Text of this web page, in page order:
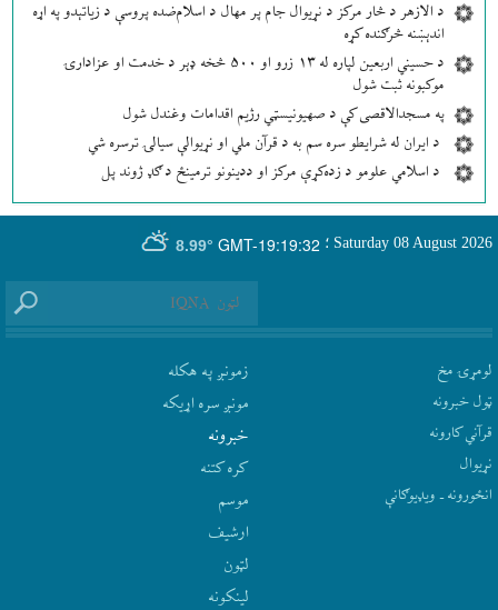
د الازهر د څار مرکز د نړیوال جام پر مهال د اسلام‌ضده پروسې د زیاتېدو په اړه
اندېښنه څرګنده کړه
د حسيني اربعین لپاره له ۱۳ زرو او ۵۰۰ څخه ډېر د خدمت او عزادارۍ
موکبونه ثبت شول
په مسجدالاقصی کې د صهیونیسټي رژیم اقدامات وغندل شول
د ایران له شرایطو سره سم به د قرآن ملي او نړیوالې سیالۍ ترسره شي
د اسلامي علومو د زده‌کړې مرکز او ددینونو ترمینځ د ګډ ژوند پل
GMT-19:19:32
8.99° Saturday 08 August 2026 ؛
لومړۍ مخ
ټول خبرونه
قرآني کارونه
نړيوال
انځورونه ـ ویډیوګانې
زمونږ په هکله
مونږ سره اړيکه
‫خبرونه
کره کتنه
موسم
ارشيف
لټون
لينکونه